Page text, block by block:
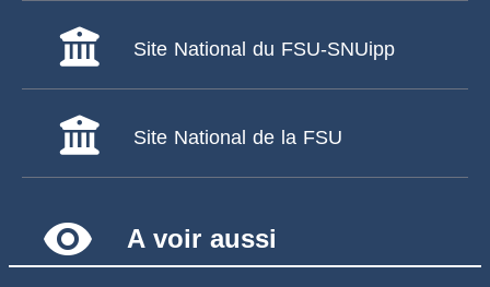
Site National du FSU-SNUipp
Site National de la FSU
remove_red_eye A voir aussi